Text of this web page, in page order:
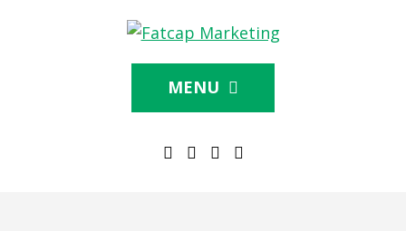
MENU